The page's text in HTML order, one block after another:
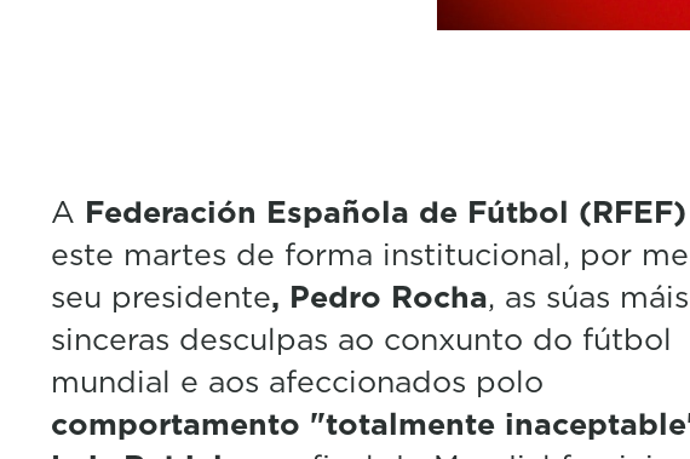
A Federación Española de Fútbol
este martes de forma institucional, por
seu presidente, Pedro Rocha, as súas máis
sinceras desculpas ao conxunto do fútbol
mundial e aos afeccionados polo
comportamento "totalmente